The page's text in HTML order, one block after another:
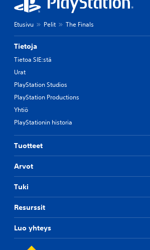
Etusivu Pelit The Finals
Tietoja
Tietoa SIE:stä
Urat
PlayStation Studios
PlayStation Productions
Yhtiö
PlayStationin historia
Tuotteet
Arvot
Tuki
Resurssit
Luo yhteys